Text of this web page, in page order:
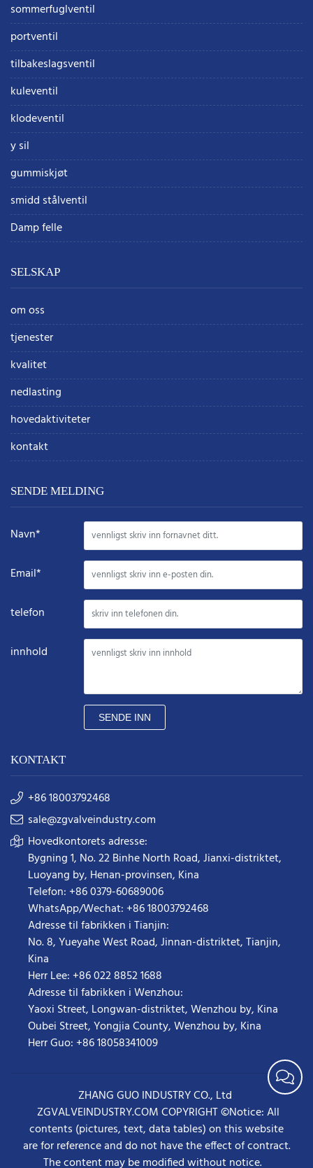
sommerfuglventil
portventil
tilbakeslagsventil
kuleventil
klodeventil
y sil
gummiskjøt
smidd stålventil
Damp felle
SELSKAP
om oss
tjenester
kvalitet
nedlasting
hovedaktiviteter
kontakt
SENDE MELDING
Navn*
Email*
telefon
innhold
SENDE INN
KONTAKT
+86 18003792468
sale@zgvalveindustry.com
Hovedkontorets adresse:
Bygning 1, No. 22 Binhe North Road, Jianxi-distriktet,
Luoyang by, Henan-provinsen, Kina
Telefon: +86 0379-60689006
WhatsApp/Wechat: +86 18003792468
Adresse til fabrikken i Tianjin:
No. 8, Yueyahe West Road, Jinnan-distriktet, Tianjin,
Kina
Herr Lee: +86 022 8852 1688
Adresse til fabrikken i Wenzhou:
Yaoxi Street, Longwan-distriktet, Wenzhou by, Kina
Oubei Street, Yongjia County, Wenzhou by, Kina
Herr Guo: +86 18058341009
ZHANG GUO INDUSTRY CO., Ltd
ZGVALVEINDUSTRY.COM COPYRIGHT ©Notice: All
contents (pictures, text, data tables) on this website
are for reference and do not have the effect of contract.
The content may be modified without notice.